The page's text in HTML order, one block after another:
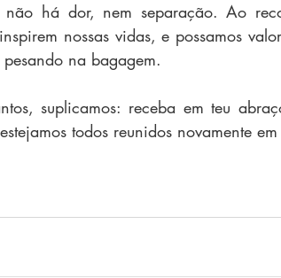
há dor, nem separação. Ao
nossas vidas, e possamos
na bagagem.
suplicamos: receba em teu
todos reunidos novamente